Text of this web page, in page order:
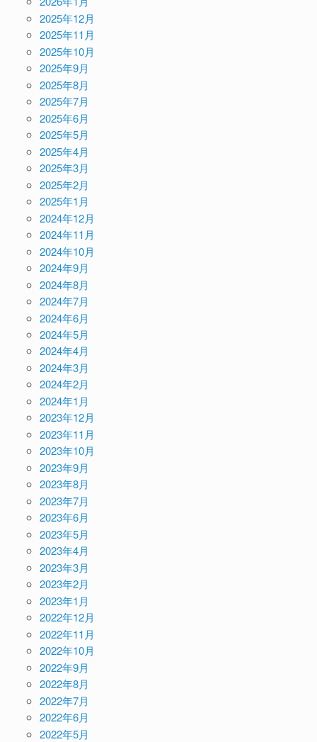
2025年12月
2025年11月
2025年10月
2025年9月
2025年8月
2025年7月
2025年6月
2025年5月
2025年4月
2025年3月
2025年2月
2025年1月
2024年12月
2024年11月
2024年10月
2024年9月
2024年8月
2024年7月
2024年6月
2024年5月
2024年4月
2024年3月
2024年2月
2024年1月
2023年12月
2023年11月
2023年10月
2023年9月
2023年8月
2023年7月
2023年6月
2023年5月
2023年4月
2023年3月
2023年2月
2023年1月
2022年12月
2022年11月
2022年10月
2022年9月
2022年8月
2022年7月
2022年6月
2022年5月